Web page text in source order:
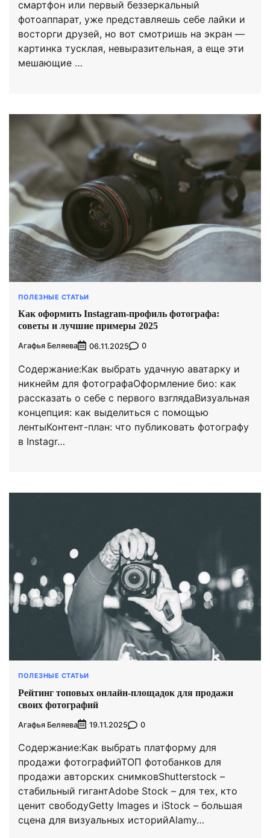
смартфон или первый беззеркальный
фотоаппарат, уже представляешь себе лайки и
восторги друзей, но вот смотришь на экран —
картинка тусклая, невыразительная, а еще эти
мешающие …
ПОЛЕЗНЫЕ СТАТЬИ
Как оформить Instagram-профиль фотографа:
советы и лучшие примеры 2025
Агафья Беляева 06.11.2025 0
Содержание:Как выбрать удачную аватарку и
никнейм для фотографаОформление био: как
рассказать о себе с первого взглядаВизуальная
концепция: как выделиться с помощью
лентыКонтент-план: что публиковать фотографу
в Instagr…
ПОЛЕЗНЫЕ СТАТЬИ
Рейтинг топовых онлайн-площадок для продажи
своих фотографий
Агафья Беляева 19.11.2025 0
Содержание:Как выбрать платформу для
продажи фотографийТОП фотобанков для
продажи авторских снимковShutterstock –
стабильный гигантAdobe Stock – для тех, кто
ценит свободуGetty Images и iStock – большая
сцена для визуальных историйAlamy…